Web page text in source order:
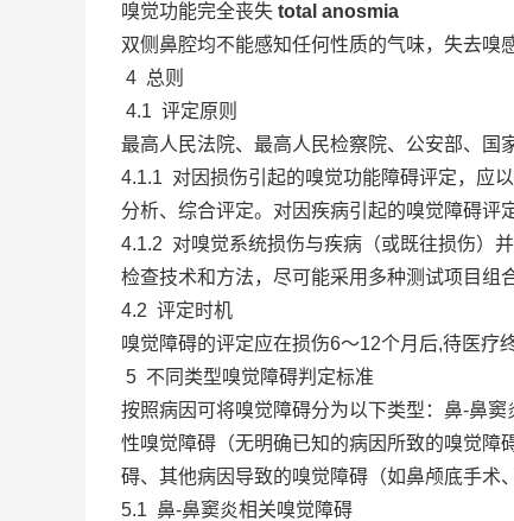
嗅觉功能完全丧失 total anosmia
双侧鼻腔均不能感知任何性质的气味，失去嗅
4 总则
4.1 评定原则
最高人民法院、最高人民检察院、公安部、国
4.1.1 对因损伤引起的嗅觉功能障碍评定，应
分析、综合评定。对因疾病引起的嗅觉障碍评
4.1.2 对嗅觉系统损伤与疾病（或既往损伤）
检查技术和方法，尽可能采用多种测试项目组
4.2 评定时机
嗅觉障碍的评定应在损伤6～12个月后,待医疗
5 不同类型嗅觉障碍判定标准
按照病因可将嗅觉障碍分为以下类型：鼻-鼻
性嗅觉障碍（无明确已知的病因所致的嗅觉障
碍、其他病因导致的嗅觉障碍（如鼻颅底手术
5.1 鼻-鼻窦炎相关嗅觉障碍